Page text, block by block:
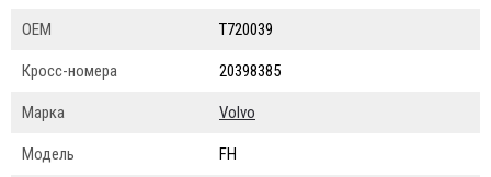
ОЕМ T720039
Кросс-номера 20398385
Марка Volvo
Модель FH